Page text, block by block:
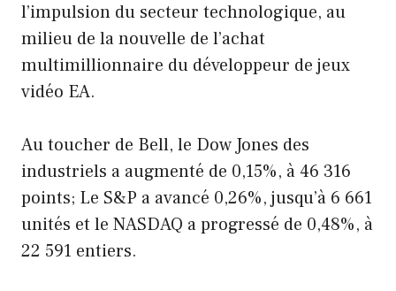
l’impulsion du secteur technologique, au
milieu de la nouvelle de l’achat
multimillionnaire du développeur de jeux
vidéo EA.
Au toucher de Bell, le Dow Jones des
industriels a augmenté de 0,15%, à 46 316
points; Le S&P a avancé 0,26%, jusqu’à 6 661
unités et le NASDAQ a progressé de 0,48%, à
22 591 entiers.